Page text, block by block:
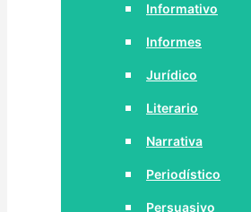
Informativo
Informes
Jurídico
Literario
Narrativa
Periodístico
Persuasivo